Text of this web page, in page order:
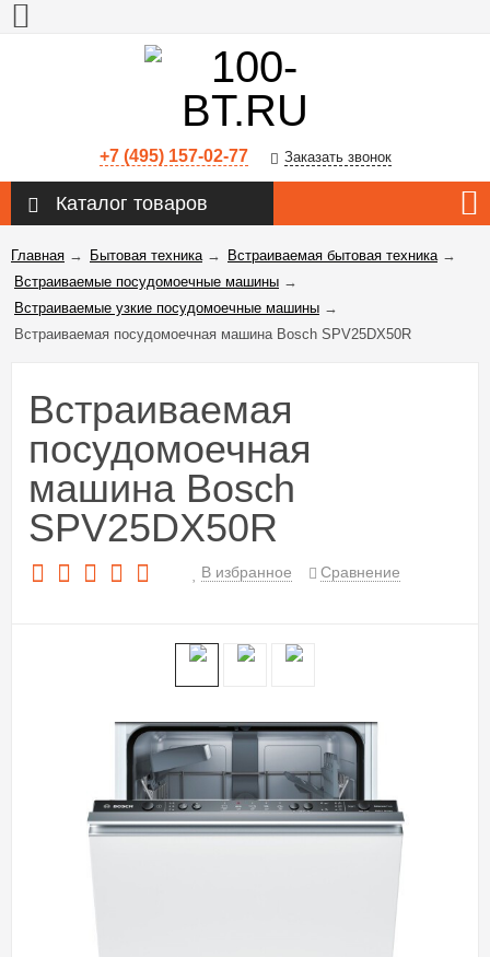
+7 (495) 157-02-77 Заказать звонок
Каталог товаров
Главная → Бытовая техника→ Встраиваемая бытовая техника→
Встраиваемые посудомоечные машины →
Встраиваемые узкие посудомоечные машины →
Встраиваемая посудомоечная машина Bosch SPV25DX50R
Встраиваемая
посудомоечная
машина Bosch
SPV25DX50R
В избранное Сравнение